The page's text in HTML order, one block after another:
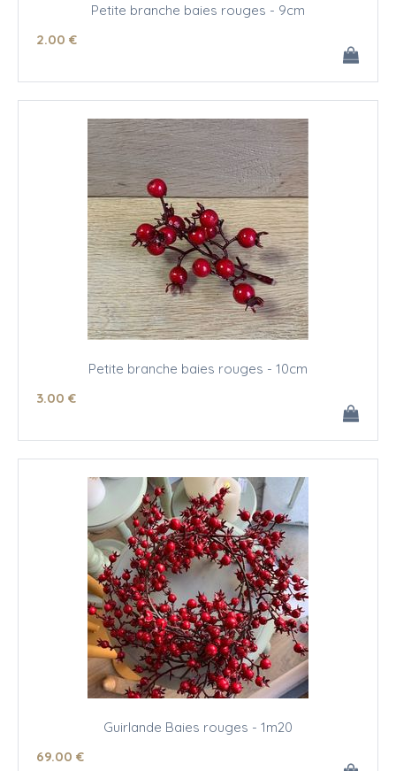
Petite branche baies rouges - 9cm
2.00 €
Petite branche baies rouges - 10cm
3.00 €
Guirlande Baies rouges - 1m20
69.00 €